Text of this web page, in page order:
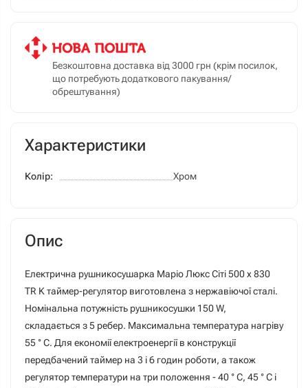
Безкоштовна доставка від 3000 грн (крім посилок,
що потребують додаткового пакування/
обрештування)
Характеристики
Колір: Хром
Опис
Електрична рушникосушарка Маріо Люкс Сіті 500 х 830
TR K таймер-регулятор виготовлена з нержавіючої сталі.
Номінальна потужність рушникосушки 150 W,
складається з 5 ребер. Максимальна температура нагріву
55 ° C. Для економії електроенергії в конструкції
передбачений таймер на 3 і 6 годин роботи, а також
регулятор температури на три положення - 40 ° С, 45 ° С і